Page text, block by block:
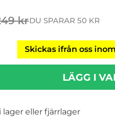
pris
krDU SPARAR 50 KR
Skickas ifrån oss
LÄGG I
lager eller fjärrlager